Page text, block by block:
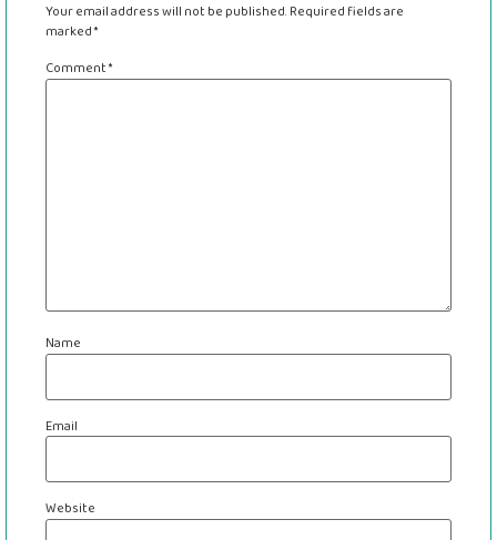
Your email address will not be published. Required fields are
marked*
Comment*
Name
Email
Website